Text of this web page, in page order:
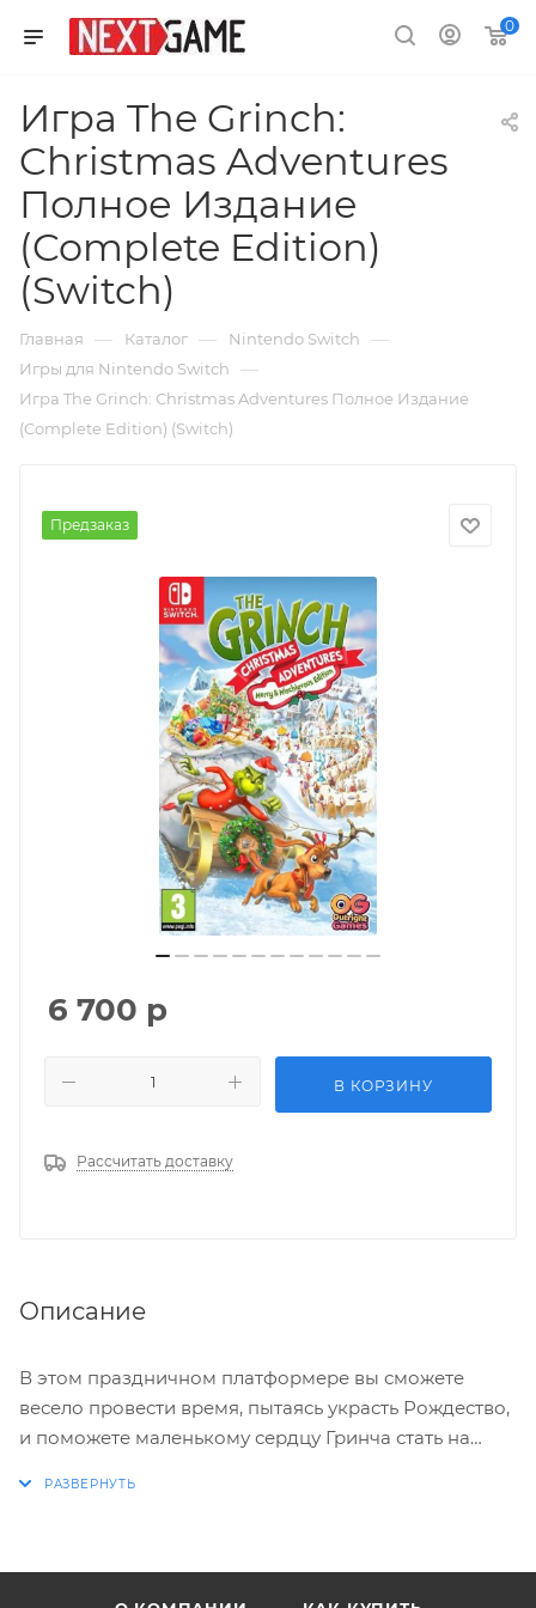
0
Игра The Grinch:
Christmas Adventures
Полное Издание
(Complete Edition)
(Switch)
Главная — Каталог — Nintendo Switch —
Игры для Nintendo Switch —
Игра The Grinch: Christmas Adventures Полное Издание
(Complete Edition) (Switch)
Предзаказ
6 700 р
В КОРЗИНУ
Рассчитать доставку
Описание
В этом праздничном платформере вы сможете
весело провести время, пытаясь украсть Рождество,
и поможете маленькому сердцу Гринча стать на